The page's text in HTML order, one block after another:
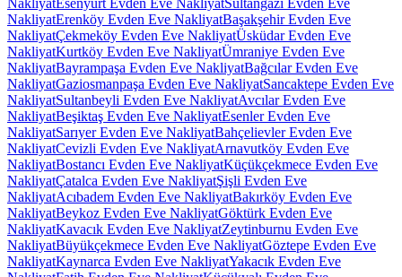
NakliyatEsenyurt Evden Eve NakliyatSultangazi Evden Eve
NakliyatErenköy Evden Eve NakliyatBaşakşehir Evden Eve
NakliyatÇekmeköy Evden Eve NakliyatÜsküdar Evden Eve
NakliyatKurtköy Evden Eve NakliyatÜmraniye Evden Eve
NakliyatBayrampaşa Evden Eve NakliyatBağcılar Evden Eve
NakliyatGaziosmanpaşa Evden Eve NakliyatSancaktepe Evden Eve
NakliyatSultanbeyli Evden Eve NakliyatAvcılar Evden Eve
NakliyatBeşiktaş Evden Eve NakliyatEsenler Evden Eve
NakliyatSarıyer Evden Eve NakliyatBahçelievler Evden Eve
NakliyatCevizli Evden Eve NakliyatArnavutköy Evden Eve
NakliyatBostancı Evden Eve NakliyatKüçükçekmece Evden Eve
NakliyatÇatalca Evden Eve NakliyatŞişli Evden Eve
NakliyatAcıbadem Evden Eve NakliyatBakırköy Evden Eve
NakliyatBeykoz Evden Eve NakliyatGöktürk Evden Eve
NakliyatKavacık Evden Eve NakliyatZeytinburnu Evden Eve
NakliyatBüyükçekmece Evden Eve NakliyatGöztepe Evden Eve
NakliyatKaynarca Evden Eve NakliyatYakacık Evden Eve